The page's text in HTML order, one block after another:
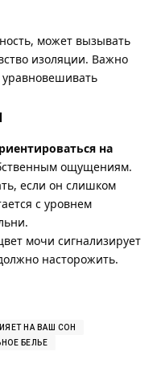
может вызывать
изоляции. Важно
уравновешивать
на
ощущениям.
если он слишком
с уровнем
мочи сигнализирует
насторожить.
НА ВАШ СОН
БЕЛЬЕ